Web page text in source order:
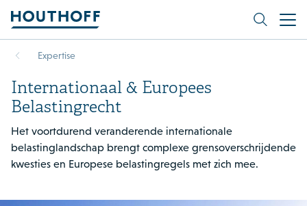
Expertise
Internationaal & Europees
Belastingrecht
Het voortdurend veranderende internationale
belastinglandschap brengt complexe grensoverschrijdende
kwesties en Europese belastingregels met zich mee.